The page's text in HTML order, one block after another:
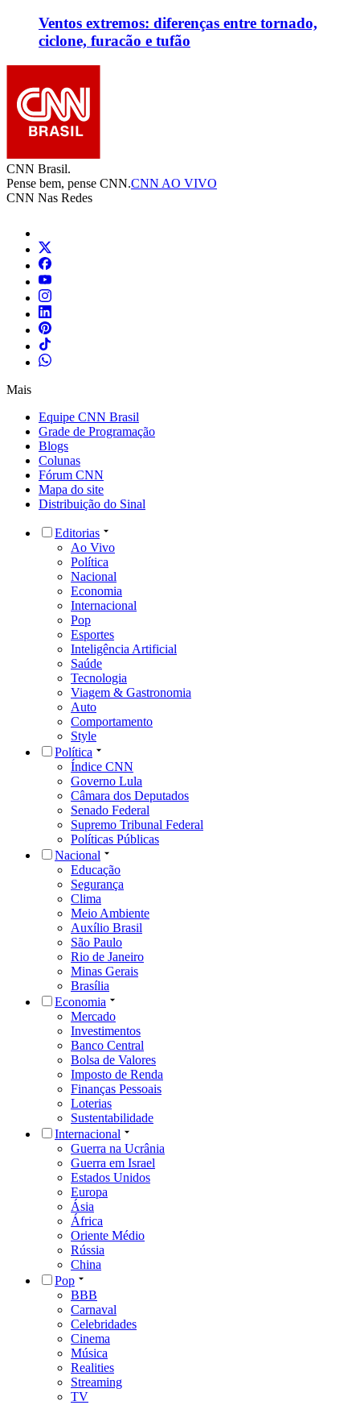
Ventos extremos: diferenças entre tornado,
ciclone, furacão e tufão
CNN Brasil.
Pense bem, pense CNN.CNN AO VIVO
CNN Nas Redes
Mais
Equipe CNN Brasil
Grade de Programação
Blogs
Colunas
Fórum CNN
Mapa do site
Distribuição do Sinal
Editorias
Ao Vivo
Política
Nacional
Economia
Internacional
Pop
Esportes
Inteligência Artificial
Saúde
Tecnologia
Viagem & Gastronomia
Auto
Comportamento
Style
Política
Índice CNN
Governo Lula
Câmara dos Deputados
Senado Federal
Supremo Tribunal Federal
Políticas Públicas
Nacional
Educação
Segurança
Clima
Meio Ambiente
Auxílio Brasil
São Paulo
Rio de Janeiro
Minas Gerais
Brasília
Economia
Mercado
Investimentos
Banco Central
Bolsa de Valores
Imposto de Renda
Finanças Pessoais
Loterias
Sustentabilidade
Internacional
Guerra na Ucrânia
Guerra em Israel
Estados Unidos
Europa
Ásia
África
Oriente Médio
Rússia
China
Pop
BBB
Carnaval
Celebridades
Cinema
Música
Realities
Streaming
TV